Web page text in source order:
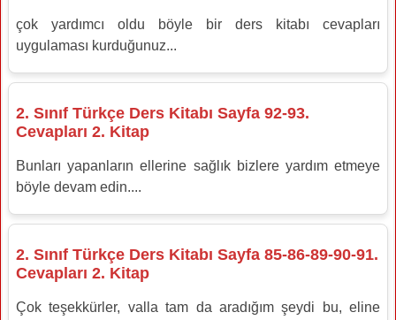
çok yardımcı oldu böyle bir ders kitabı cevapları
uygulaması kurduğunuz...
2. Sınıf Türkçe Ders Kitabı Sayfa 92-93.
Cevapları 2. Kitap
Bunları yapanların ellerine sağlık bizlere yardım etmeye
böyle devam edin....
2. Sınıf Türkçe Ders Kitabı Sayfa 85-86-89-90-91.
Cevapları 2. Kitap
Çok teşekkürler, valla tam da aradığım şeydi bu, eline